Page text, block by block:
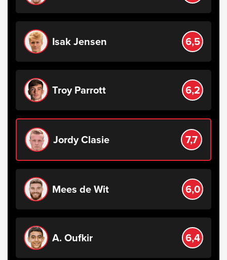
Isak Jensen 6,5
Troy Parrott 6,2
Jordy Clasie 7,7
Mees de Wit 6,0
A. Oufkir 6,4